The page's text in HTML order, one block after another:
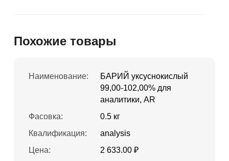
Похожие товары
Наименование:
БАРИЙ уксуснокислый
99,00-102,00% для
аналитики, AR
Фасовка:
0.5 кг
Квалификация:
analysis
Цена:
2 633.00 ₽